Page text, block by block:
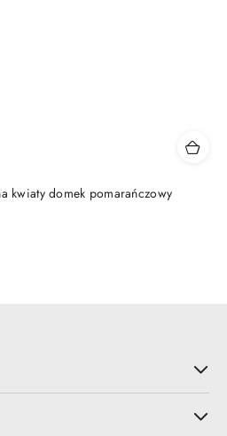
kwiaty domek pomarańczowy